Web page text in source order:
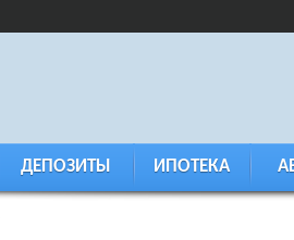
ДЕПОЗИТЫ ИПОТЕКА